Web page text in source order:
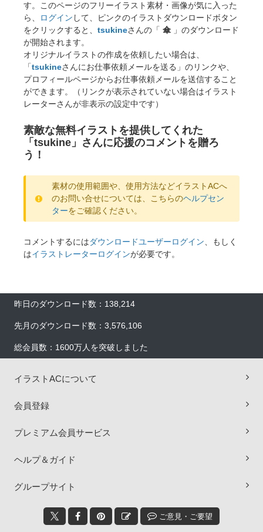
す。このページのフリーイラスト素材・画像が気に入った
ら、
ログイン して、ピンクのイラストダウンロードボタン
をクリックすると、 tsukineさんの「 傘 」のダウンロード
が開始されます。
オリジナルイラストの作成を依頼したい場合は、
「tsukineさんにお仕事依頼メールを送る」のリンクや、
プロフィールページからお仕事依頼メールを送信すること
ができます。（リンクが表示されていない場合はイラスト
レーターさんが非表示の設定中です）
素敵な無料イラストを提供してくれた
「tsukine」さんに応援のコメントを贈ろ
う！
素材の使用範囲や、使用方法などイラストACへ
のお問い合せについては、こちらのヘルプセン
ターをご確認ください。
コメントするにはダウンロードユーザーログイン、もしく
はイラストレーターログインが必要です。
昨日のダウンロード数：138,214
先月のダウンロード数：3,576,106
総会員数：1600万人を突破しました
イラストACについて
会員登録
プレミアム会員サービス
ヘルプ＆ガイド
グループサイト
ご意見・ご要望